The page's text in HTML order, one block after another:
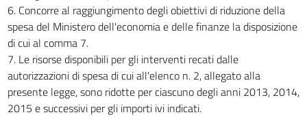
6. Concorre al raggiungimento degli obiettivi di riduzione della
spesa del Ministero dell'economia e delle finanze la disposizione
di cui al comma 7.
7. Le risorse disponibili per gli interventi recati dalle
autorizzazioni di spesa di cui all'elenco n. 2, allegato alla
presente legge, sono ridotte per ciascuno degli anni 2013, 2014,
2015 e successivi per gli importi ivi indicati.